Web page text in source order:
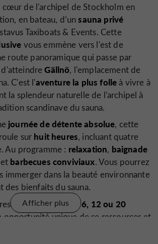
cœur de l'archipel de Stockholm en
en bateau, d’unsauna privé
Taxiboats & Events. Cette
vous emmène vers l'est de
route panoramique qui passe par
d'atteindreGällnö, l'emplacement de
C'est l'aventure la plus folleà vivre à
la splendeur naturelle de l'archipel à
scandinave du sauna.
journée de détente absolue, cette
sur huit heures, incluant quatre
Au programme : relaxation, baignade
et barbecues conviviaux. Vous pourrez
immerger dans la beauté environnante
bienfaits du sauna.
auxgroupes de 6, 12 ou 20
opportunité unique de se ressourcer et
Afficher plus